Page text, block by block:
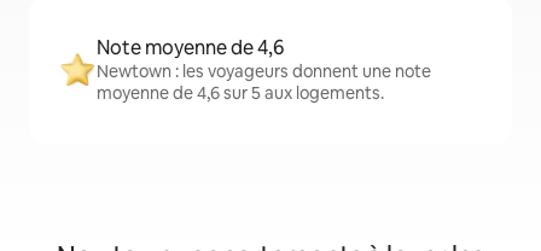
Note moyenne de 4,6
Newtown : les voyageurs donnent une note
moyenne de 4,6 sur 5 aux logements.